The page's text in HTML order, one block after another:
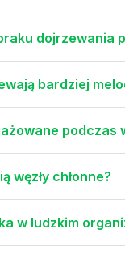
dojrzewania
bardziej
węzły chłonne?
w ludzkim